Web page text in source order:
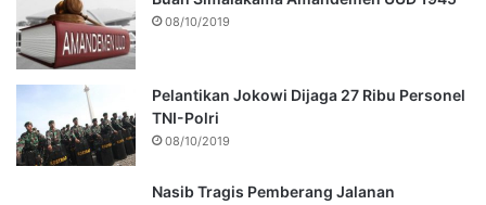
08/10/2019
Pelantikan Jokowi Dijaga 27 Ribu Personel
TNI-Polri
08/10/2019
Nasib Tragis Pemberang Jalanan